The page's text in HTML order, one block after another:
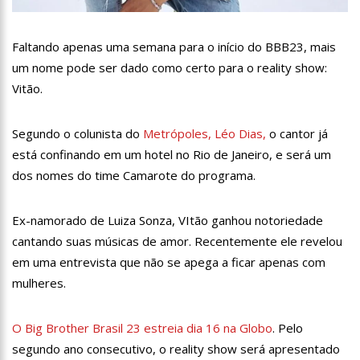
13:07 Greve de ônibus é suspensa a pedido do prefeito de
12:55 PIB do Japão registra crescimento pela primeira vez em 3
12:49
houve traição”
12:23 Influenciadora e ex são encontrados mortos em carro no
interior de SP
14:52 Procon-AM orienta população que Lei do Troco é válida e
deve ser respeitada
11:59 Empresário ‘Passarão’, dono do porto Chibatão, morre em
11:36
Acusado de divulgar fotos de corpo de Marília Mendonça e
de outros artistas mortos vira réu
Faltando apenas uma semana para o início do BBB23, mais
um nome pode ser dado como certo para o reality show:
Vitão.
Segundo o colunista do Metrópoles, Léo Dias, o cantor já
está confinando em um hotel no Rio de Janeiro, e será um
dos nomes do time Camarote do programa.
Ex-namorado de Luiza Sonza, VItão ganhou notoriedade
cantando suas músicas de amor. Recentemente ele revelou
em uma entrevista que não se apega a ficar apenas com
mulheres.
O Big Brother Brasil 23 estreia dia 16 na Globo. Pelo
segundo ano consecutivo, o reality show será apresentado